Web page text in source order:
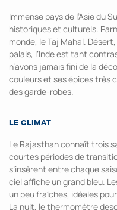
Immense pays de l’Asie du
historiques et culturels.
monde, le Taj Mahal.
palais, l’Inde est tant
n’avons jamais fini de la
couleurs et ses épices très
des garde-robes.
LE CLIMAT
Le Rajasthan connaît trois
courtes périodes de
s’insèrent entre chaque
ciel affiche un grand bleu.
un peu fraîches, idéales
La nuit, le thermomètre